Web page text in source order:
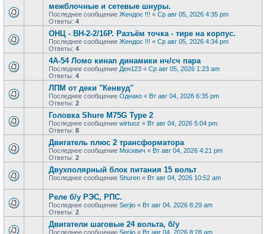
межблочные и сетевые шнуры.
Последнее сообщение Жендос !!! « Ср авг 05, 2026 4:35 pm
Ответы: 4
ОНЦ - ВН-2-2/16Р. Разъём точка - тире на корпус.
Последнее сообщение Жендос !!! « Ср авг 05, 2026 4:34 pm
Ответы: 4
4А-54 Ломо кинап динамики нч/сч пара
Последнее сообщение Ден123 « Ср авг 05, 2026 1:23 am
Ответы: 4
ЛПМ от деки "Кенвуд"
Последнее сообщение Однако « Вт авг 04, 2026 6:35 pm
Ответы: 2
Головка Shure M75G Type 2
Последнее сообщение wirtuoz « Вт авг 04, 2026 5:04 pm
Ответы: 8
Двигатель плюс 2 трансформатора
Последнее сообщение Москвич « Вт авг 04, 2026 4:21 pm
Ответы: 2
Двухполярный блок питания 15 вольт
Последнее сообщение Shuren « Вт авг 04, 2026 10:52 am
Реле б/у РЭС, РПС.
Последнее сообщение Serjio « Вт авг 04, 2026 8:29 am
Ответы: 2
Двигатели шаговые 24 вольта, б/у
Последнее сообщение Serjio « Вт авг 04, 2026 8:28 am